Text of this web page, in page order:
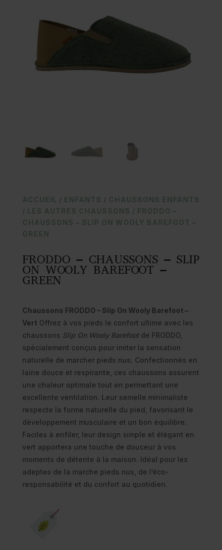
ACCUEIL / ENFANTS / CHAUSSONS ENFANTS
/ LES AUTRES CHAUSSONS / FRODDO –
CHAUSSONS – SLIP ON WOOLY BAREFOOT –
GREEN
FRODDO – CHAUSSONS – SLIP
ON WOOLY BAREFOOT –
GREEN
Chaussons FRODDO – Slip On Wooly Barefoot –
Vert Offrez à vos pieds le confort ultime avec les
chaussons Slip On Wooly Barefootde FRODDO,
spécialement conçus pour imiter la sensation
naturelle de marcher pieds nus. Confectionnés en
laine douce et respirante, ces chaussons assurent
une chaleur optimale tout en permettant une
excellente ventilation. Leur semelle minimaliste
respecte la forme naturelle du pied, favorisant le
développement musculaire et un bon équilibre.
Faciles à enfiler, leur design simple et élégant en
vert apportera une touche de douceur à vos
moments de détente à la maison. Idéal pour les
adeptes de la marche pieds nus, de l’éco-
responsabilité et du confort au quotidien.